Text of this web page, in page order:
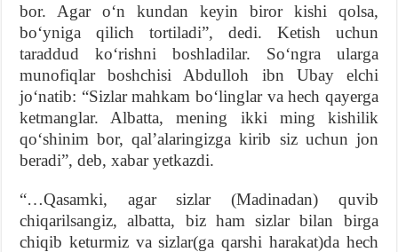
bor. Agar o‘n kundan keyin biror kishi qolsa,
bo‘yniga qilich tortiladi”, dedi. Ketish uchun
taraddud ko‘rishni boshladilar. So‘ngra ularga
munofiqlar boshchisi Abdulloh ibn Ubay elchi
jo‘natib: “Sizlar mahkam bo‘linglar va hech qayerga
ketmanglar. Albatta, mening ikki ming kishilik
qo‘shinim bor, qal’alaringizga kirib siz uchun jon
beradi”, deb, xabar yetkazdi.
“…Qasamki, agar sizlar (Madinadan) quvib
chiqarilsangiz, albatta, biz ham sizlar bilan birga
chiqib keturmiz va sizlar(ga qarshi harakat)da hech